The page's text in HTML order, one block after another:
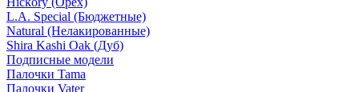
L.A. Special (Бюджетные)
Natural (Нелакированные)
Shira Kashi Oak (Дуб)
Подписные модели
Палочки Tama
Палочки Vater